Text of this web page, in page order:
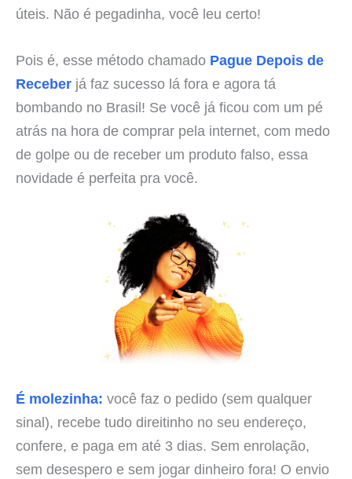
úteis. Não é pegadinha, você leu certo!
Pois é, esse método chamado Pague Depois de
Receber já faz sucesso lá fora e agora tá
bombando no Brasil! Se você já ficou com um pé
atrás na hora de comprar pela internet, com medo
de golpe ou de receber um produto falso, essa
novidade é perfeita pra você.
É molezinha: você faz o pedido (sem qualquer
sinal), recebe tudo direitinho no seu endereço,
confere, e paga em até 3 dias. Sem enrolação,
sem desespero e sem jogar dinheiro fora! O envio